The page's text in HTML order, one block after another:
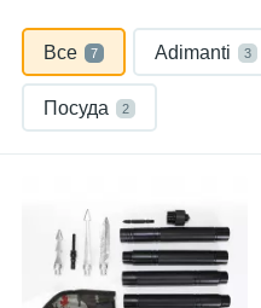
Все 7 Adimanti 3
Посуда 2